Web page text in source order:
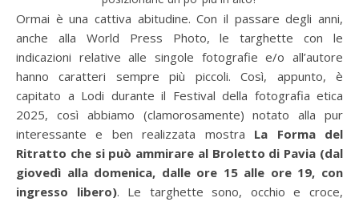
Ormai è una cattiva abitudine. Con il passare degli anni,
anche alla World Press Photo, le targhette con le
indicazioni relative alle singole fotografie e/o all’autore
hanno caratteri sempre più piccoli. Così, appunto, è
capitato a Lodi durante il Festival della fotografia etica
2025, così abbiamo (clamorosamente) notato alla pur
interessante e ben realizzata mostra La Forma del
Ritratto che si può ammirare al Broletto di Pavia (dal
giovedì alla domenica, dalle ore 15 alle ore 19, con
ingresso libero). Le targhette sono, occhio e croce,